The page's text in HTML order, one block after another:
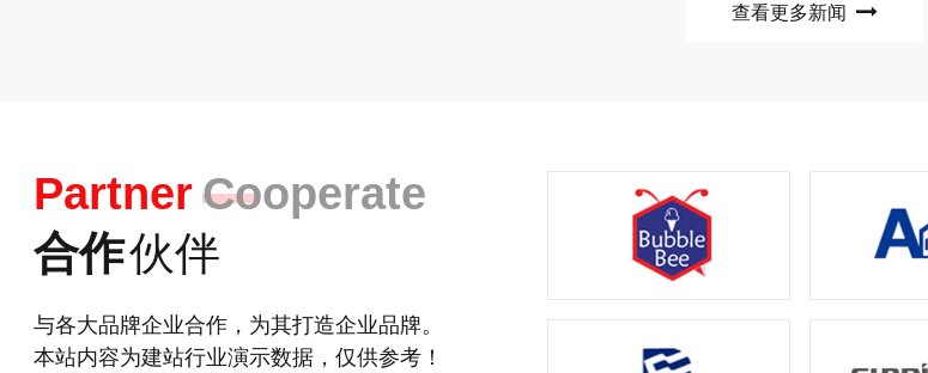
查看更多新闻
PartnerCooperate
合作伙伴
与各大品牌企业合作，为其打造企业品牌。
本站内容为建站行业演示数据，仅供参考！